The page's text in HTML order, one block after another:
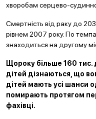
хворобам серцево-
Смертність від раку до
рівнем 2007 року. По
знаходиться на другому
Щороку більше 160 тис.
дітей дізнаються, що
дітей мають усі шанси
помирають протягом
фахівці.